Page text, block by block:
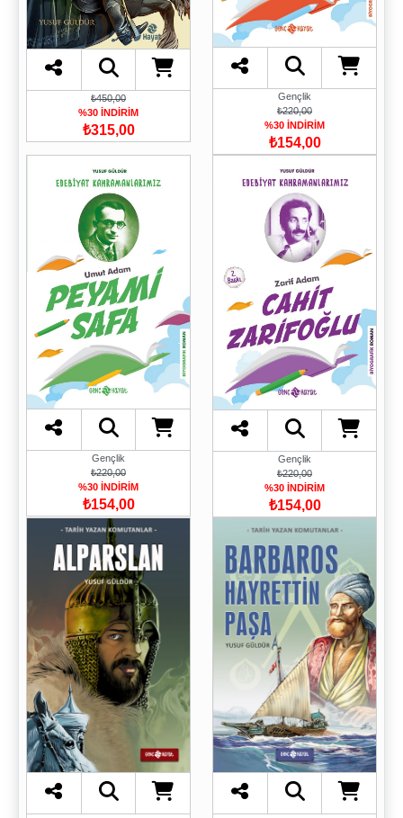
₺450,00
%30 İNDİRİM
₺315,00
Gençlik
₺220,00
%30 İNDİRİM
₺154,00
Gençlik
₺220,00
%30 İNDİRİM
₺154,00
Gençlik
₺220,00
%30 İNDİRİM
₺154,00